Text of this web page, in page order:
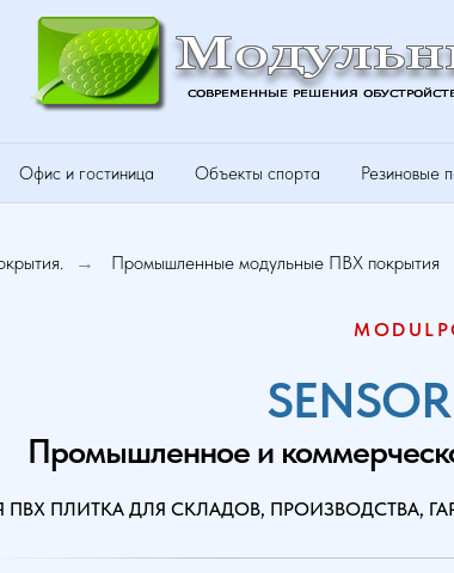
Офис и гостиница Объекты спорта Резиновые
→ Промышленные модульные ПВХ покрытия
Промышленное и
ПЛИТКА ДЛЯ СКЛАДОВ, ПРОИЗВОДСТВА,